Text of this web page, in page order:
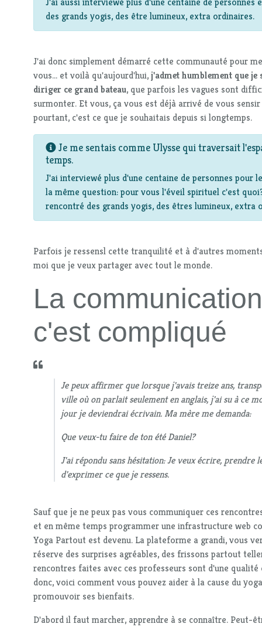
des grands yogis, des être lumineux, extra ordinaires.
J'ai donc simplement démarré cette communauté pour
vous... et voilà qu'aujourd'hui,j'admet humblement que je
diriger ce grand bateau, que parfois les vagues sont
surmonter. Et vous, ça vous est déjà arrivé de vous
pourtant, c'est ce que je souhaitais depuis si longtemps.
Je me sentais comme Ulysse qui traversait
temps.
J'ai interviewé plus d'une centaine de personnes pour
la même question: pour vous l'éveil spirituel c'est
rencontré des grands yogis, des êtres lumineux, extra
Parfois je ressensl cette tranquilité et à d'autres
moi que je veux partager avec tout le monde.
La
c'est compliqué
Je peux affirmer que lorsque j'avais treize ans,
ville où on parlait seulement en anglais, j'ai su à ce
jour je deviendrai écrivain. Ma mère me demanda:
Que veux-tu faire de ton été Daniel?
J'ai répondu sans hésitation: Je veux écrire, prendre
d'exprimer ce que je ressens.
Sauf que je ne peux pas vous communiquer ces
et en même temps programmer une infrastructure web
Yoga Partout est devenu. La plateforme a grandi, vous
réserve des surprises agréables, des frissons partout
rencontres faites avec ces professeurs sont d'une qualité
donc, voici comment vous pouvez aider à la cause du
promouvoir ses bienfaits.
D'abord il faut marcher, apprendre à se connaître. Peut-